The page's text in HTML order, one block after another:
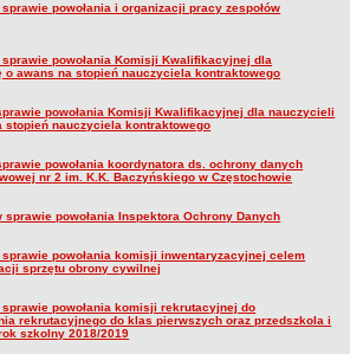
sprawie powołania i organizacji pracy zespołów
sprawie powołania Komisji Kwalifikacyjnej dla
awans na stopień nauczyciela kontraktowego
powołania Komisji Kwalifikacyjnej dla nauczycieli
stopień nauczyciela kontraktowego
powołania koordynatora ds. ochrony danych
nr 2 im. K.K. Baczyńskiego w Częstochowie
sprawie powołania Inspektora Ochrony Danych
sprawie powołania komisji inwentaryzacyjnej celem
sprzętu obrony cywilnej
sprawie powołania komisji rekrutacyjnej do
rekrutacyjnego do klas pierwszych oraz przedszkola i
szkolny 2018/2019